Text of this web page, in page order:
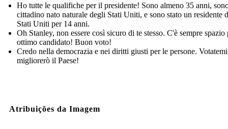
Ho tutte le qualifiche per il presidente! Sono almeno 35 anni,
cittadino nato naturale degli Stati Uniti, e sono stato un residente
Stati Uniti per 14 anni.
Oh Stanley, non essere così sicuro di te stesso. C'è sempre spazio
ottimo candidato! Buon voto!
Credo nella democrazia e nei diritti giusti per le persone.
migliorerò il Paese!
Atribuições da Imagem